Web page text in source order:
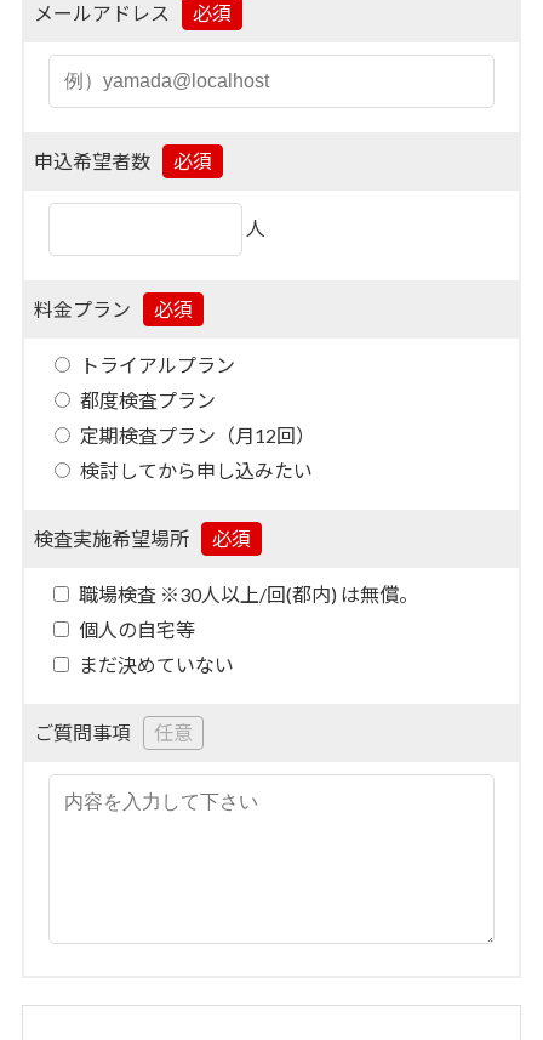
メールアドレス
申込希望者数
人
料金プラン
トライアルプラン
都度検査プラン
定期検査プラン（月12回）
検討してから申し込みたい
検査実施希望場所
職場検査 ※30人以上/回(都内) は無償。
個人の自宅等
まだ決めていない
ご質問事項